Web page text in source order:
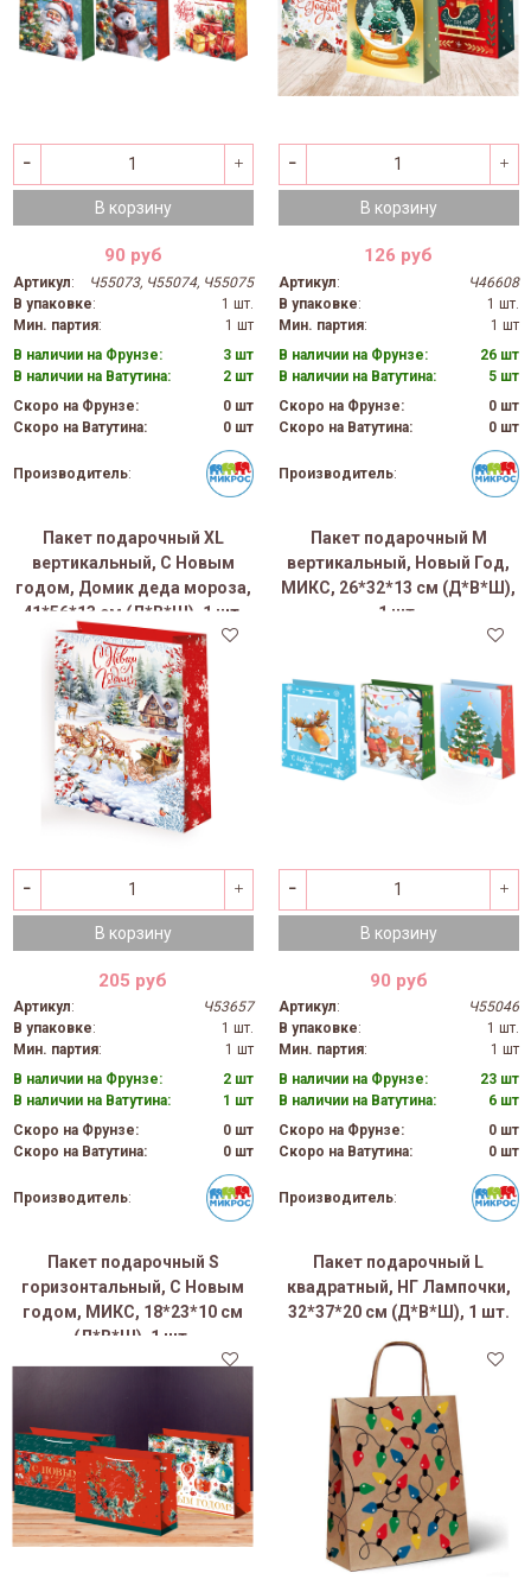
В корзину
90 руб
Артикул:
Ч55073, Ч55074, Ч55075
В упаковке:
1 шт.
Мин. партия:
1 шт
В наличии на Фрунзе:
3 шт
В наличии на Ватутина:
2 шт
Скоро на Фрунзе:
0 шт
Скоро на Ватутина:
0 шт
Производитель:
В корзину
126 руб
Артикул:
Ч46608
В упаковке:
1 шт.
Мин. партия:
1 шт
В наличии на Фрунзе:
26 шт
В наличии на Ватутина:
5 шт
Скоро на Фрунзе:
0 шт
Скоро на Ватутина:
0 шт
Производитель:
Пакет подарочный XL
вертикальный, С Новым
годом, Домик деда мороза,
41*56*13 см (Д*В*Ш), 1 шт.
В корзину
205 руб
Артикул:
Ч53657
В упаковке:
1 шт.
Мин. партия:
1 шт
В наличии на Фрунзе:
2 шт
В наличии на Ватутина:
1 шт
Скоро на Фрунзе:
0 шт
Скоро на Ватутина:
0 шт
Производитель:
Пакет подарочный M
вертикальный, Новый Год,
МИКС, 26*32*13 см (Д*В*Ш),
1 шт.
В корзину
90 руб
Артикул:
Ч55046
В упаковке:
1 шт.
Мин. партия:
1 шт
В наличии на Фрунзе:
23 шт
В наличии на Ватутина:
6 шт
Скоро на Фрунзе:
0 шт
Скоро на Ватутина:
0 шт
Производитель:
Пакет подарочный S
горизонтальный, С Новым
годом, МИКС, 18*23*10 см
(Д*В*Ш), 1 шт.
Пакет подарочный L
квадратный, НГ Лампочки,
32*37*20 см (Д*В*Ш), 1 шт.